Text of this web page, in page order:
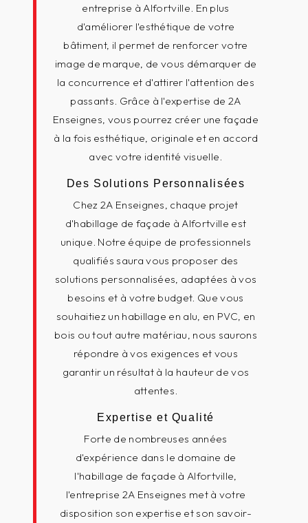
entreprise à Alfortville. En plus
d'améliorer l'esthétique de votre
bâtiment, il permet de renforcer votre
image de marque, de vous démarquer de
la concurrence et d'attirer l'attention des
passants. Grâce à l'expertise de 2A
Enseignes, vous pourrez créer une façade
à la fois esthétique, originale et en accord
avec votre identité visuelle.
Des Solutions Personnalisées
Chez 2A Enseignes, chaque projet
d'habillage de façade à Alfortville est
unique. Notre équipe de professionnels
qualifiés saura vous proposer des
solutions personnalisées, adaptées à vos
besoins et à votre budget. Que vous
souhaitiez un habillage en alu, en PVC, en
bois ou tout autre matériau, nous saurons
répondre à vos exigences et vous
garantir un résultat à la hauteur de vos
attentes.
Expertise et Qualité
Forte de nombreuses années
d'expérience dans le domaine de
l'habillage de façade à Alfortville,
l'entreprise 2A Enseignes met à votre
disposition son expertise et son savoir-